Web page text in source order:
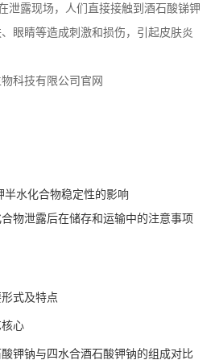
泄露现场，人们直接接触到酒石酸锑钾
眼睛等造成刺激和损伤，引起皮肤炎
科技有限公司官网
半水化合物稳定性的影响
物泄露后在储存和运输中的注意事项
式及特点
心
钾钠与四水合酒石酸钾钠的组成对比